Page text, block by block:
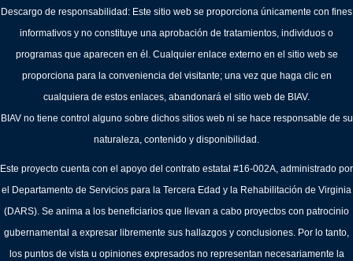
Descargo de responsabilidad: Este sitio web se proporciona únicamente con fines
informativos y no constituye una aprobación de tratamientos, individuos o
programas que aparecen en él. Cualquier enlace externo en el sitio web se
proporciona para la conveniencia del visitante; una vez que haga clic en
cualquiera de estos enlaces, abandonará el sitio web de BIAV.
BIAV no tiene control alguno sobre dichos sitios web ni se hace responsable de su
naturaleza, contenido y disponibilidad.
Este proyecto cuenta con el apoyo del contrato estatal #16-002A, administrado por
el Departamento de Servicios para la Tercera Edad y la Rehabilitación de Virginia
(DARS). Se anima a los beneficiarios que llevan a cabo proyectos con patrocinio
gubernamental a expresar libremente sus hallazgos y conclusiones. Por lo tanto,
los puntos de vista u opiniones expresados no representan necesariamente la